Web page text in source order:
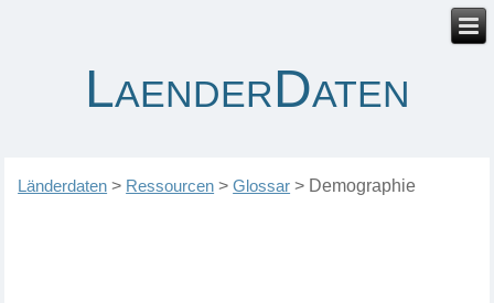
LaenderDaten
Länderdaten > Ressourcen >Glossar > Demographie